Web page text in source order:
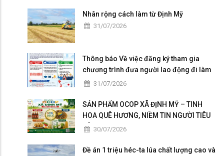
Nhân rộng cách làm từ Định Mỹ
31/07/2026
Thông báo Về việc đăng ký tham gia
chương trình đưa người lao động đi làm
việc tại Nhật Bản theo hợp đồng
31/07/2026
SẢN PHẨM OCOP XÃ ĐỊNH MỸ – TINH
HOA QUÊ HƯƠNG, NIỀM TIN NGƯỜI TIÊU
DÙNG30/07/2026
Đề án 1 triệu héc-ta lúa chất lượng cao và